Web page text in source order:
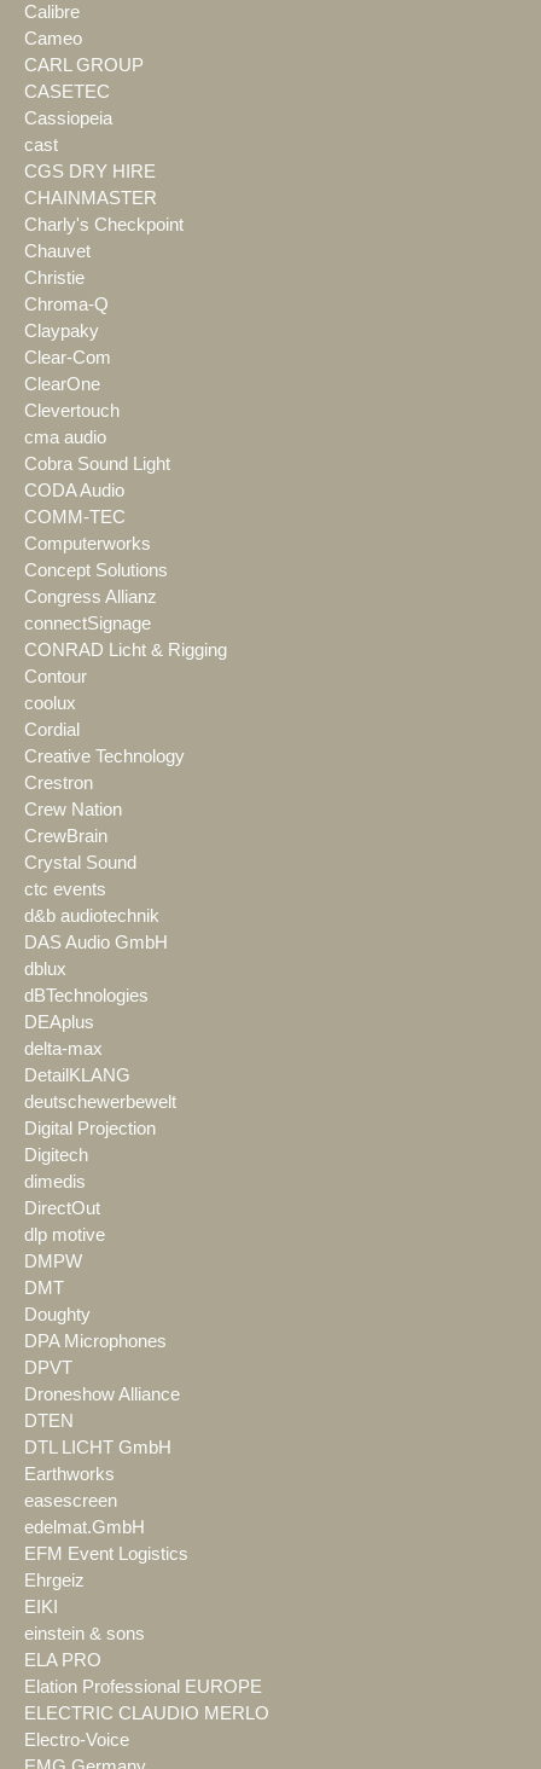
Calibre
Cameo
CARL GROUP
CASETEC
Cassiopeia
cast
CGS DRY HIRE
CHAINMASTER
Charly's Checkpoint
Chauvet
Christie
Chroma-Q
Claypaky
Clear-Com
ClearOne
Clevertouch
cma audio
Cobra Sound Light
CODA Audio
COMM-TEC
Computerworks
Concept Solutions
Congress Allianz
connectSignage
CONRAD Licht & Rigging
Contour
coolux
Cordial
Creative Technology
Crestron
Crew Nation
CrewBrain
Crystal Sound
ctc events
d&b audiotechnik
DAS Audio GmbH
dblux
dBTechnologies
DEAplus
delta-max
DetailKLANG
deutschewerbewelt
Digital Projection
Digitech
dimedis
DirectOut
dlp motive
DMPW
DMT
Doughty
DPA Microphones
DPVT
Droneshow Alliance
DTEN
DTL LICHT GmbH
Earthworks
easescreen
edelmat.GmbH
EFM Event Logistics
Ehrgeiz
EIKI
einstein & sons
ELA PRO
Elation Professional EUROPE
ELECTRIC CLAUDIO MERLO
Electro-Voice